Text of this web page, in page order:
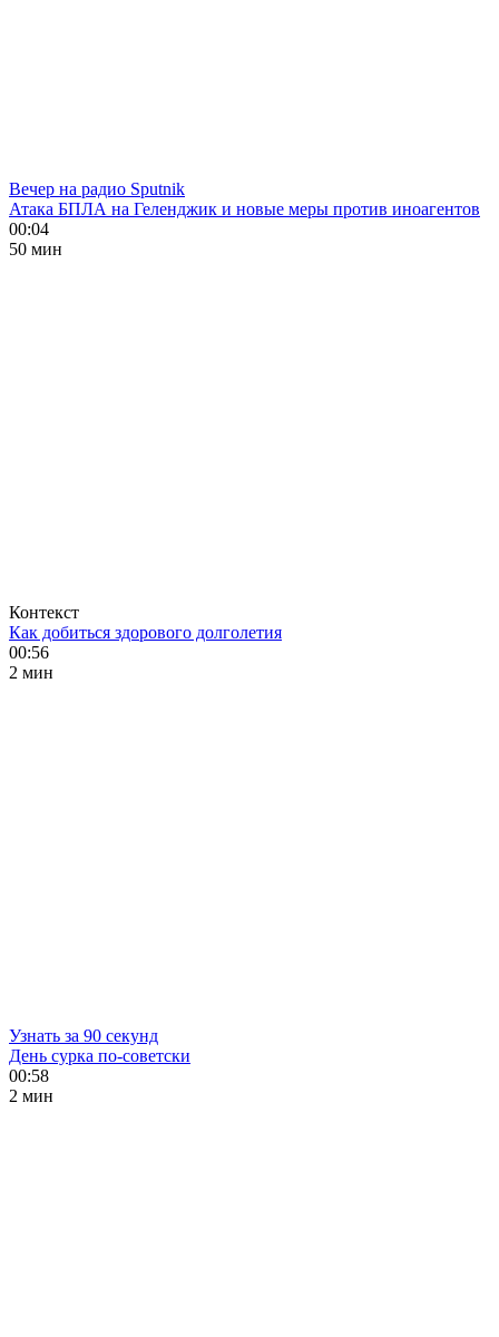
Вечер на радио Sputnik
Атака БПЛА на Геленджик и новые меры против иноагентов
00:04
50 мин
Контекст
Как добиться здорового долголетия
00:56
2 мин
Узнать за 90 секунд
День сурка по-советски
00:58
2 мин